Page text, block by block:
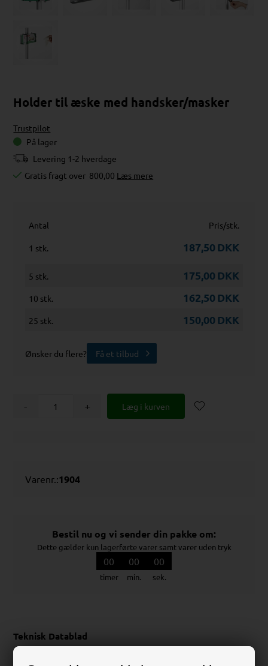
Holder til æske med handsker/masker
Trustpilot
På lager
Levering 1-2 hverdage
Gratis fragt over 800,00 Læs mere
Antal Pris/stk.
1 stk. 187,50DKK
5 stk. 175,00DKK
10 stk. 162,50DKK
25 stk. 150,00DKK
Ønsker du flere? Få et tilbud
- +
Varenr.:1904
Bestil nu og vi sender din pakke om:
Dette gælder kun lagerførte varer samt varer uden tryk
00
timer
00
min.
00
sek.
Teknisk Datablad